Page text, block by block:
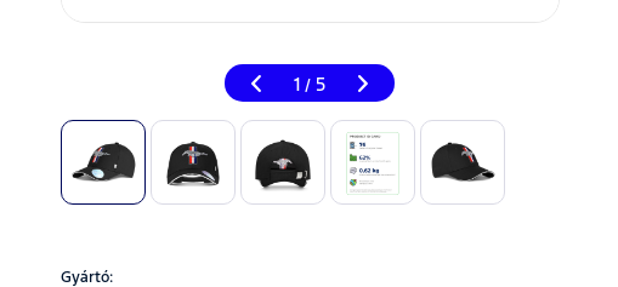
1 / 5
Gyártó: